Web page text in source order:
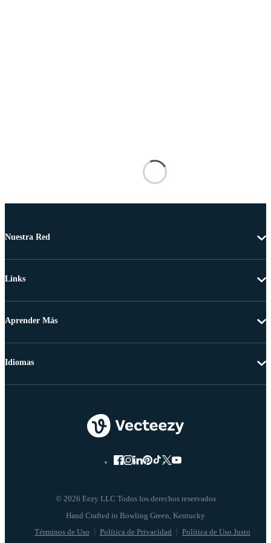
Nuestra Red
Links
Aprender Más
© 2026 Eezy LLC Todos los derechos reservados
Términos de Uso Política de Privacidad Política de Uso Justo
Idiomas